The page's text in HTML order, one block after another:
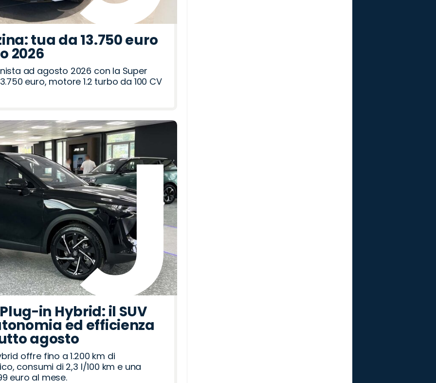
tua da 13.750 euro
2026
ad agosto 2026 con la Super
euro, motore 1.2 turbo da 100 CV
in Hybrid: il SUV
ed efficienza
agosto
offre fino a 1.200 km di
consumi di 2,3 l/100 km e una
euro al mese.